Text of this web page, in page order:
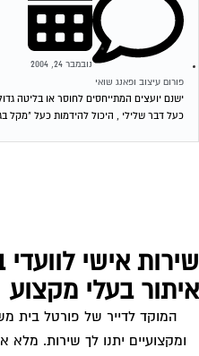
פורום עיצוב ופאנג שואי
נובמבר 24, 2004
כעל דבר שלילי , היכול להידמות כעל "מקל
אישי לוועדי
בעלי מקצוע
המוקד לדייר של פורטל בית
ומקצועיים יתנו לך שירות. מלא